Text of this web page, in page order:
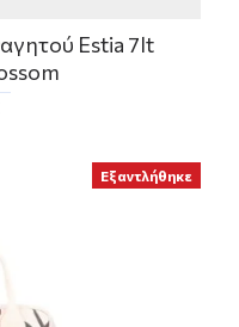
Estia 7lt
Εξαντλήθηκε